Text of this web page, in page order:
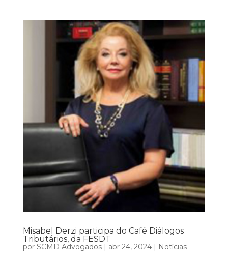
Misabel Derzi participa do Café Diálogos
Tributários, da FESDT
por SCMD Advogados| abr 24, 2024| Notícias